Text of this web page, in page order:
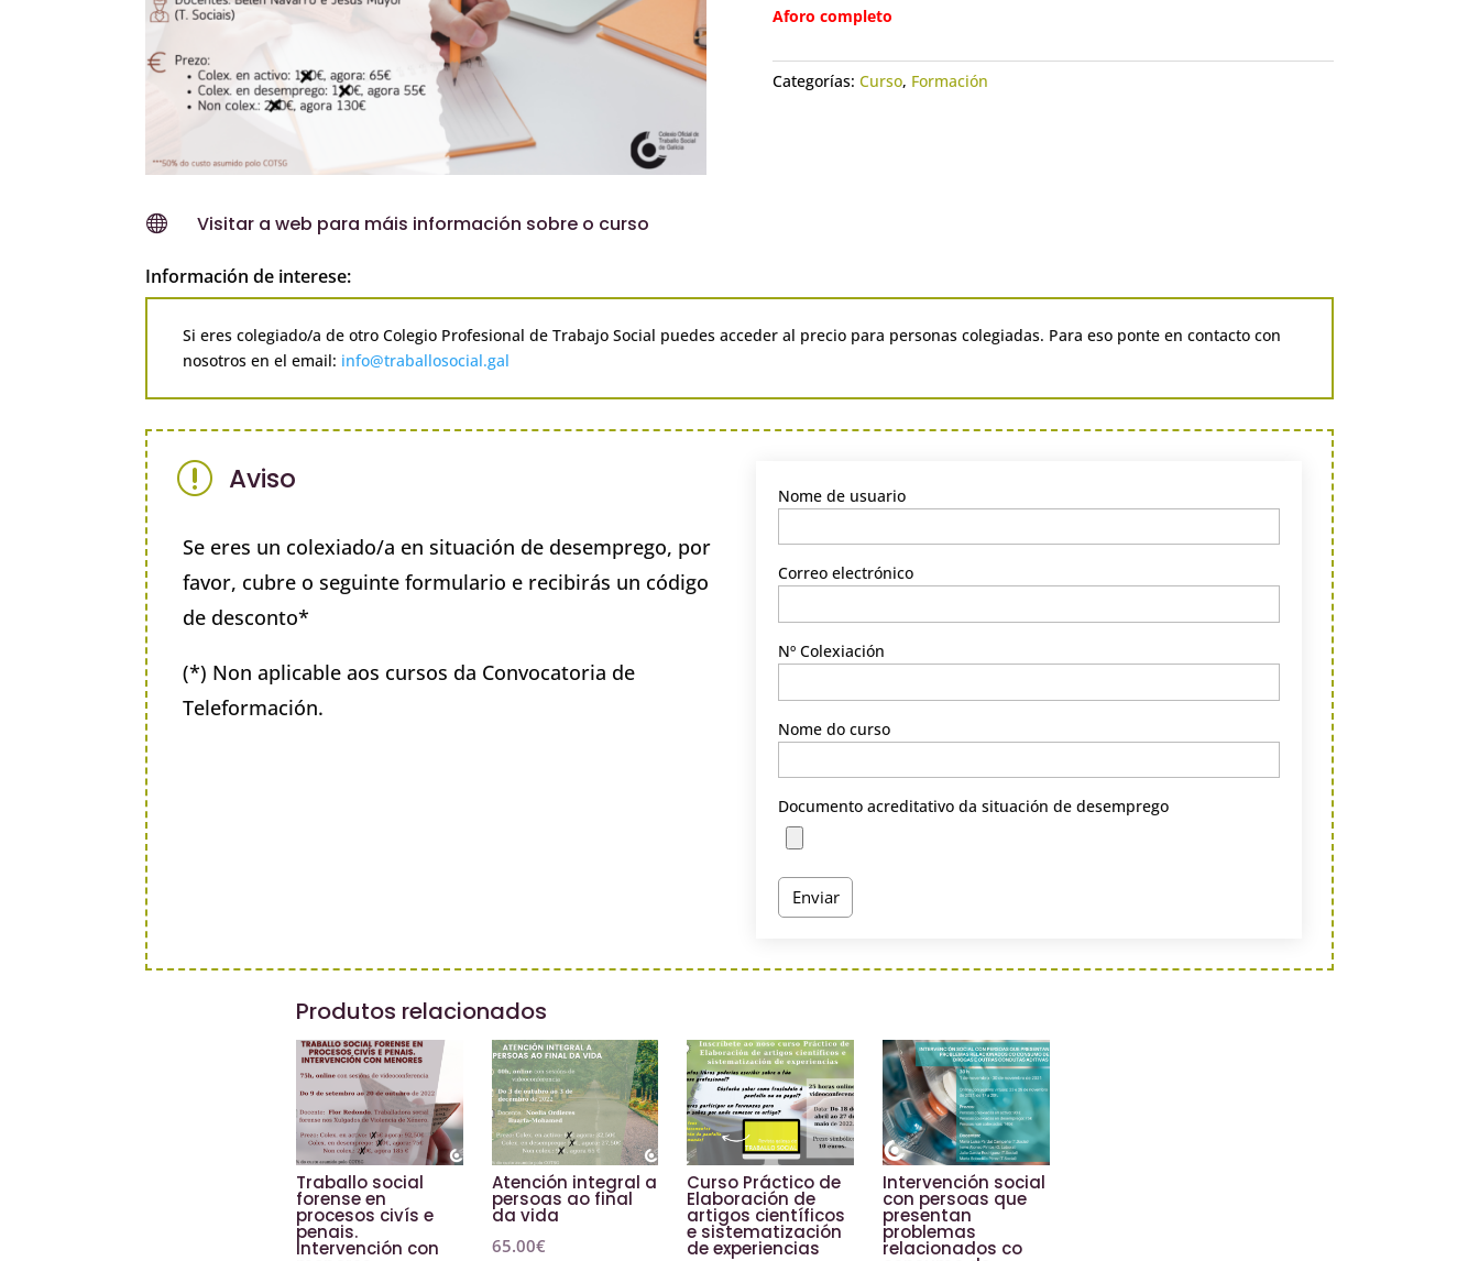
Aforo completo
Categorías: Curso, Formación
 Visitar a web para máis información sobre o curso
Información de interese:
Si eres colegiado/a de otro Colegio Profesional de Trabajo Social puedes acceder al precio para personas colegiadas. Para eso ponte en contacto con
nosotros en el email: info@traballosocial.gal
r Aviso
Se eres un colexiado/a en situación de desemprego, por
favor, cubre o seguinte formulario e recibirás un código
de desconto*
(*) Non aplicable aos cursos da Convocatoria de
Teleformación.
Nome de usuario
Correo electrónico
Nº Colexiación
Nome do curso
Documento acreditativo da situación de desemprego
Produtos relacionados
Traballo social
forense en
procesos civís e
penais.
Intervención con
Atención integral a
persoas ao final
da vida
65.00€
Curso Práctico de
Elaboración de
artigos científicos
e sistematización
de experiencias
Intervención social
con persoas que
presentan
problemas
relacionados co